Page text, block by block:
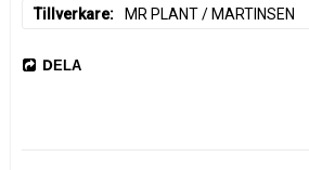
Tillverkare MR PLANT / MARTINSEN
DELA